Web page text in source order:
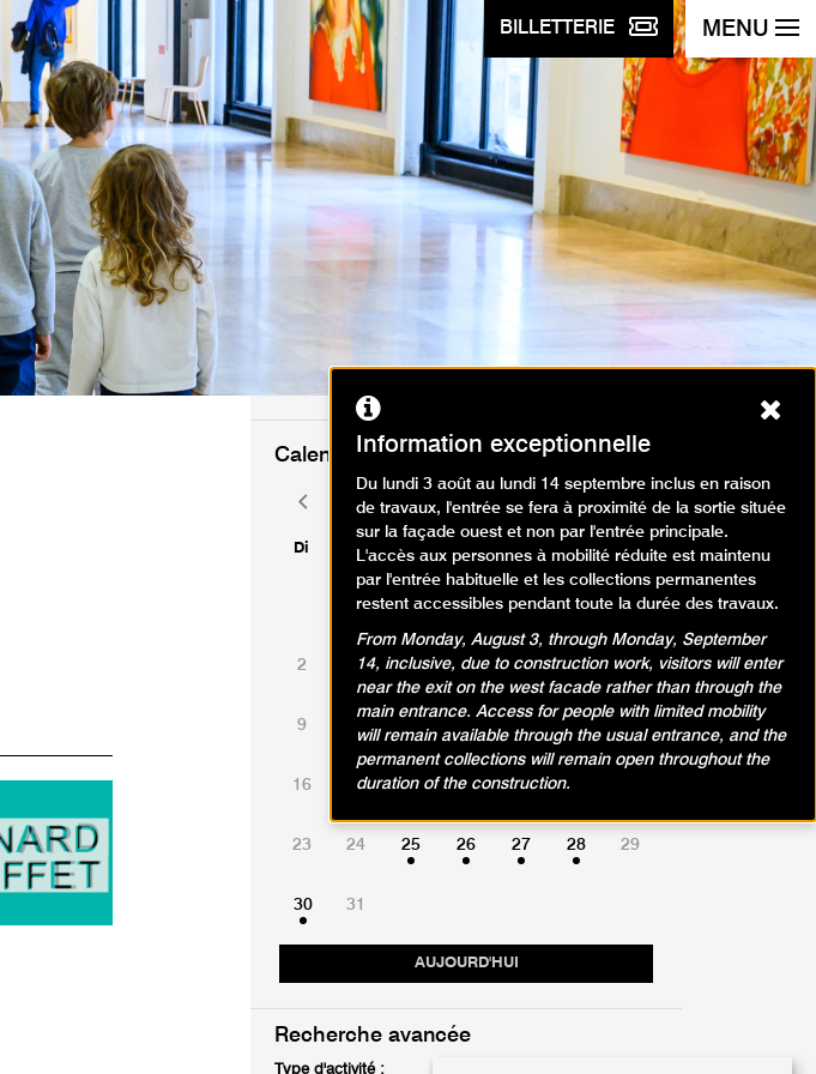
BILLETTERIE MENU
Calendrier des événements
août 2026
Di Lu Ma Ve Sa
AUJOURD'HUI
1
2 3 4 5 6 7 8
9 12 13 14
16 17 18 19 20 21
23 24 25 26 27 28 29
30 31
Mois
précédent
Mois
suivant
Recherche avancée
Type d'activité :
Information exceptionnelle
Du lundi 3 août au lundi 14 septembre inclus en raison
de travaux, l'entrée se fera à proximité de la sortie située
sur la façade ouest et non par l'entrée principale.
L'accès aux personnes à mobilité réduite est maintenu
par l'entrée habituelle et les collections permanentes
restent accessibles pendant toute la durée des travaux.
From Monday, August 3, through Monday, September
14, inclusive, due to construction work, visitors will enter
near the exit on the west facade rather than through the
main entrance. Access for people with limited mobility
will remain available through the usual entrance, and the
permanent collections will remain open throughout the
duration of the construction.